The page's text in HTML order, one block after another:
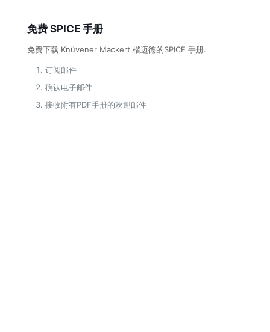
免费 SPICE 手册
免费下载 Knüvener Mackert 楷迈德的SPICE 手册.
订阅邮件
确认电子邮件
接收附有PDF手册的欢迎邮件